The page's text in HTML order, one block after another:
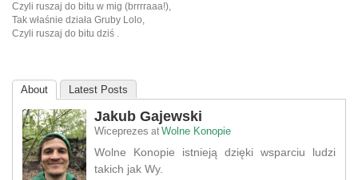
Czyli ruszaj do bitu w mig (brrrraaa!),
Tak właśnie działa Gruby Lolo,
Czyli ruszaj do bitu dziś .
About Latest Posts
Jakub Gajewski
Wiceprezes atWolne Konopie
Wolne Konopie istnieją dzięki wsparciu ludzi
takich jak Wy.